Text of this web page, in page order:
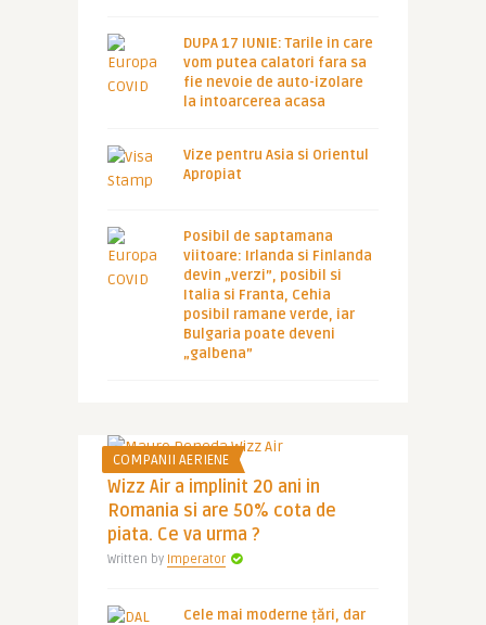
DUPA 17 IUNIE: Tarile in care
vom putea calatori fara sa
fie nevoie de auto-izolare
la intoarcerea acasa
Vize pentru Asia si Orientul
Apropiat
Posibil de saptamana
viitoare: Irlanda si Finlanda
devin „verzi”, posibil si
Italia si Franta, Cehia
posibil ramane verde, iar
Bulgaria poate deveni
„galbena”
COMPANII AERIENE
Wizz Air a implinit 20 ani in
Romania si are 50% cota de
piata. Ce va urma ?
Written by Imperator
Cele mai moderne țări, dar